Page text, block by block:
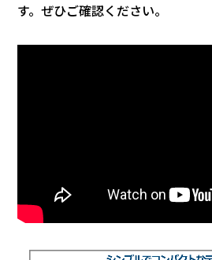
す。ぜひご確認ください。